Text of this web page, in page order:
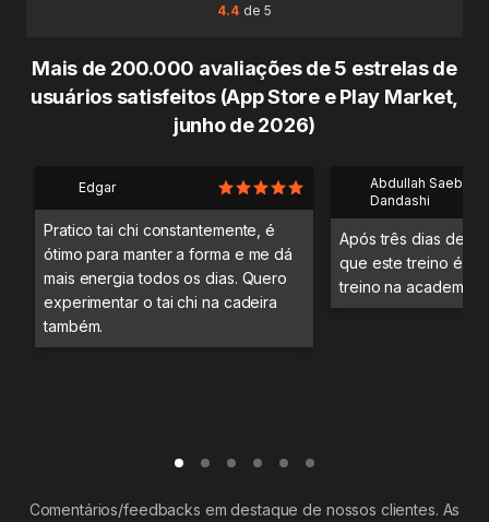
4.4 de 5
Mais de 200.000 avaliações de 5 estrelas de
usuários satisfeitos (App Store e Play Market,
junho de 2026)
Edgar
Pratico tai chi constantemente, é
ótimo para manter a forma e me dá
mais energia todos os dias. Quero
experimentar o tai chi na cadeira
também.
Abdullah Saeb Al
Dandashi
Após três dias de
que este treino é
treino na academia.
Comentários/feedbacks em destaque de nossos clientes. As